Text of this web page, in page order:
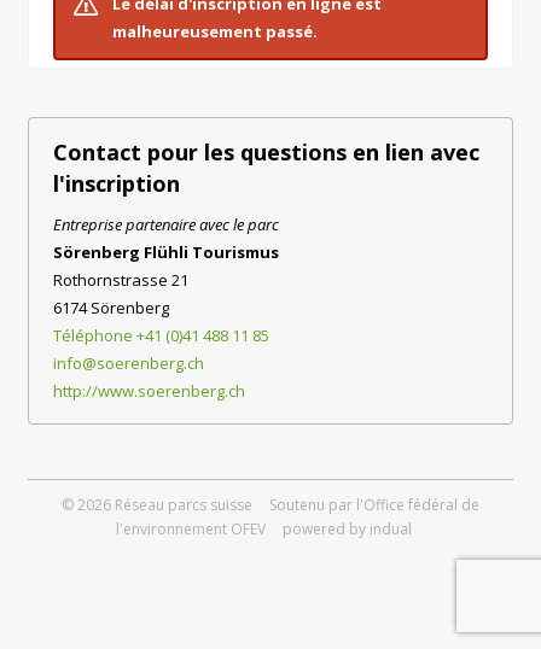
malheureusement passé.
Contact pour les questions en lien avec
l'inscription
Entreprise partenaire avec le parc
Sörenberg Flühli Tourismus
Rothornstrasse 21
6174 Sörenberg
Téléphone +41 (0)41 488 11 85
info@soerenberg.ch
http://www.soerenberg.ch
© 2026 Réseau parcs suisse
Soutenu par l'Office fédéral de
l'environnement OFEV
powered by indual